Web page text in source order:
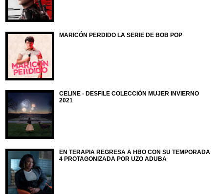
MARICÓN PERDIDO LA SERIE DE BOB POP
CELINE - DESFILE COLECCIÓN MUJER INVIERNO
2021
EN TERAPIA REGRESA A HBO CON SU TEMPORADA
4 PROTAGONIZADA POR UZO ADUBA